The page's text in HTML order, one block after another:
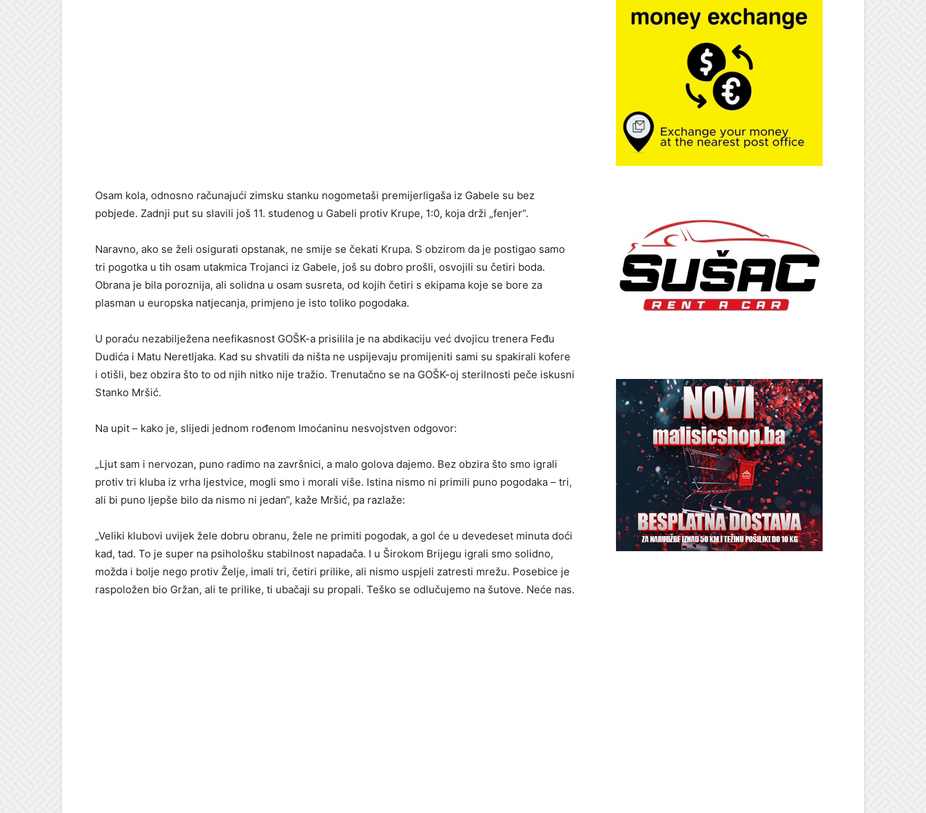
Osam kola, odnosno računajući zimsku stanku nogometaši premijerligaša iz Gabele su bez
pobjede. Zadnji put su slavili još 11. studenog u Gabeli protiv Krupe, 1:0, koja drži „fenjer“.
Naravno, ako se želi osigurati opstanak, ne smije se čekati Krupa. S obzirom da je postigao samo
tri pogotka u tih osam utakmica Trojanci iz Gabele, još su dobro prošli, osvojili su četiri boda.
Obrana je bila poroznija, ali solidna u osam susreta, od kojih četiri s ekipama koje se bore za
plasman u europska natjecanja, primjeno je isto toliko pogodaka.
U poraću nezabilježena neefikasnost GOŠK-a prisilila je na abdikaciju već dvojicu trenera Feđu
Dudića i Matu Neretljaka. Kad su shvatili da ništa ne uspijevaju promijeniti sami su spakirali kofere
i otišli, bez obzira što to od njih nitko nije tražio. Trenutačno se na GOŠK-oj sterilnosti peče iskusni
Stanko Mršić.
Na upit – kako je, slijedi jednom rođenom Imoćaninu nesvojstven odgovor:
„Ljut sam i nervozan, puno radimo na završnici, a malo golova dajemo. Bez obzira što smo igrali
protiv tri kluba iz vrha ljestvice, mogli smo i morali više. Istina nismo ni primili puno pogodaka – tri,
ali bi puno ljepše bilo da nismo ni jedan“, kaže Mršić, pa razlaže:
„Veliki klubovi uvijek žele dobru obranu, žele ne primiti pogodak, a gol će u devedeset minuta doći
kad, tad. To je super na psihološku stabilnost napadača. I u Širokom Brijegu igrali smo solidno,
možda i bolje nego protiv Želje, imali tri, četiri prilike, ali nismo uspjeli zatresti mrežu. Posebice je
raspoložen bio Gržan, ali te prilike, ti ubačaji su propali. Teško se odlučujemo na šutove. Neće nas.